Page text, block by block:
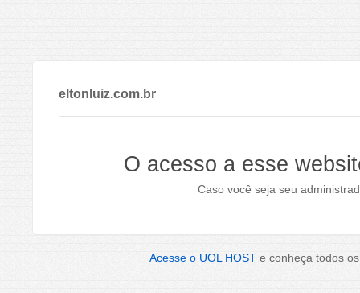
eltonluiz.com.br
O acesso a esse
Caso você seja seu
Acesse o UOL HOST e conheça todos